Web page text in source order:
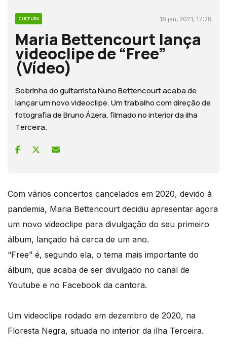
CULTURA 18 jan, 2021, 17:28
Maria Bettencourt lança
videoclipe de “Free”
(Vídeo)
Sobrinha do guitarrista Nuno Bettencourt acaba de
lançar um novo videoclipe. Um trabalho com direção de
fotografia de Bruno Ázera, filmado no interior da ilha
Terceira.
Com vários concertos cancelados em 2020, devido à
pandemia, Maria Bettencourt decidiu apresentar agora
um novo videoclipe para divulgação do seu primeiro
álbum, lançado há cerca de um ano.
“Free” é, segundo ela, o tema mais importante do
álbum, que acaba de ser divulgado no canal de
Youtube e no Facebook da cantora.
Um videoclipe rodado em dezembro de 2020, na
Floresta Negra, situada no interior da ilha Terceira.